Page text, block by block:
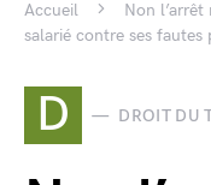
Accueil
Non l’arrêt
salarié contre ses fautes
D DROIT DU